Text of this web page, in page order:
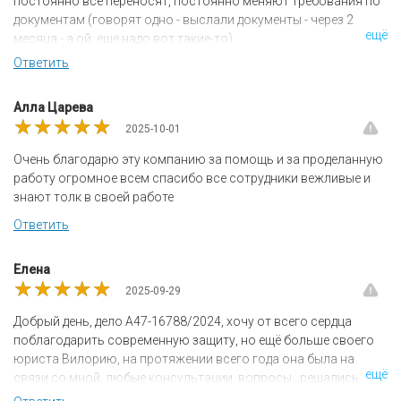
документам (говорят одно - выслали документы - через 2
месяца - а ой, еще надо вот такие-то).
ещё
Ответить
Алла Царева
2025-10-01
★★★★★
★★★★★
★★★★★
Очень благодарю эту компанию за помощь и за проделанную
работу огромное всем спасибо все сотрудники вежливые и
знают толк в своей работе
Ответить
Елена
2025-09-29
★★★★★
★★★★★
★★★★★
Добрый день, дело А47-16788/2024, хочу от всего сердца
поблагодарить современную защиту, но ещё больше своего
юриста Вилорию, на протяжении всего года она была на
связи со мной, любые консультации, вопросы , решались
быстро , а главное чётко и ясно, без лишней воды. При входе в
ещё